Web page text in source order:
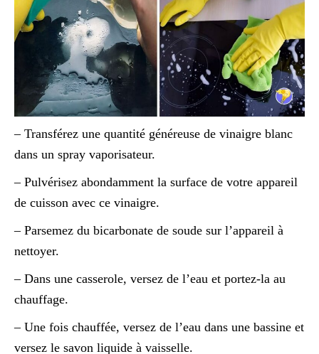
– Transférez une quantité généreuse de vinaigre blanc
dans un spray vaporisateur.
– Pulvérisez abondamment la surface de votre appareil
de cuisson avec ce vinaigre.
– Parsemez du bicarbonate de soude sur l’appareil à
nettoyer.
– Dans une casserole, versez de l’eau et portez-la au
chauffage.
– Une fois chauffée, versez de l’eau dans une bassine et
versez le savon liquide à vaisselle.